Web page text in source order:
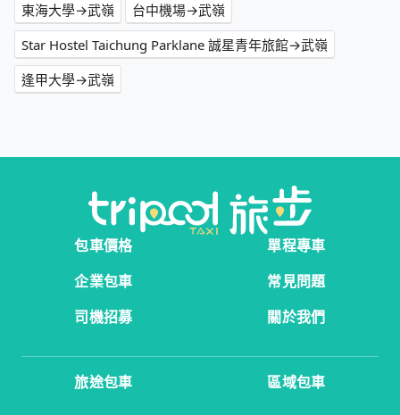
東海大學→武嶺
台中機場→武嶺
Star Hostel Taichung Parklane 誠星青年旅館→武嶺
逢甲大學→武嶺
包車價格
單程專車
企業包車
常見問題
司機招募
關於我們
旅途包車 區域包車